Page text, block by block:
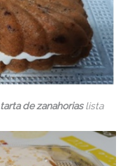
tarta de zanahoriaslista